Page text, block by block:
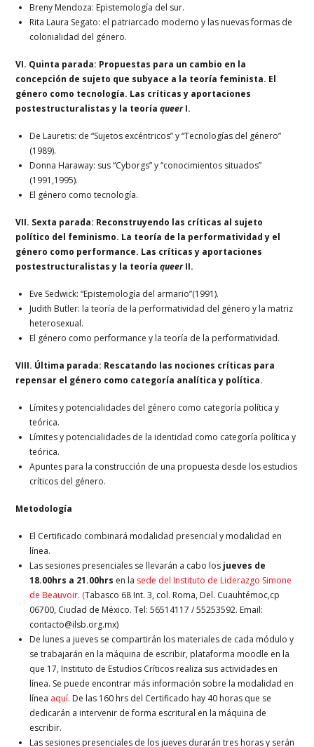
Breny Mendoza: Epistemología del sur.
Rita Laura Segato: el patriarcado moderno y las nuevas formas de
colonialidad del género.
VI. Quinta parada: Propuestas para un cambio en la
concepción de sujeto que subyace a la teoría feminista. El
género como tecnología. Las críticas y aportaciones
postestructuralistas y la teoríaqueerI.
De Lauretis: de “Sujetos excéntricos” y “Tecnologías del género”
(1989).
Donna Haraway: sus “Cyborgs” y “conocimientos situados”
(1991,1995).
El género como tecnología.
VII. Sexta parada: Reconstruyendo las críticas al sujeto
político del feminismo. La teoría de la performatividad y el
género como performance. Las críticas y aportaciones
postestructuralistas y la teoríaqueerII.
Eve Sedwick: “Epistemología del armario”(1991).
Judith Butler: la teoría de la performatividad del género y la matriz
heterosexual.
El género como performance y la teoría de la performatividad.
VIII. Última parada: Rescatando las nociones críticas para
repensar el género como categoría analítica y política.
Límites y potencialidades del género como categoría política y
teórica.
Límites y potencialidades de la identidad como categoría política y
teórica.
Apuntes para la construcción de una propuesta desde los estudios
críticos del género.
Metodología
El Certificado combinará modalidad presencial y modalidad en
línea.
Las sesiones presenciales se llevarán a cabo los jueves de
18.00hrs a 21.00hrs en la sede del Instituto de Liderazgo Simone
de Beauvoir. (Tabasco 68 Int. 3, col. Roma, Del. Cuauhtémoc,cp
06700, Ciudad de México. Tel: 56514117 / 55253592. Email:
contacto@ilsb.org.mx)
De lunes a jueves se compartirán los materiales de cada módulo y
se trabajarán en la máquina de escribir, plataforma moodle en la
que 17, Instituto de Estudios Críticos realiza sus actividades en
línea. Se puede encontrar más información sobre la modalidad en
línea aquí. De las 160 hrs del Certificado hay 40 horas que se
dedicarán a intervenir de forma escritural en la máquina de
escribir.
Las sesiones presenciales de los jueves durarán tres horas y serán